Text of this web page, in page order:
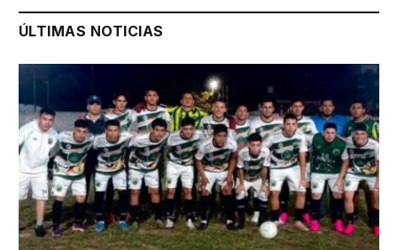
ÚLTIMAS NOTICIAS